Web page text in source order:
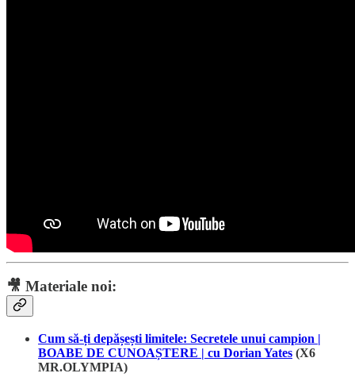
🎥 Materiale noi:
Cum să-ți depășești limitele: Secretele unui campion |
BOABE DE CUNOAȘTERE | cu Dorian Yates (X6
MR.OLYMPIA)